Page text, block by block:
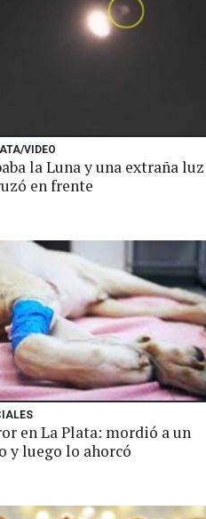
VIDEO
la Luna y una extraña luz
en frente
en La Plata: mordió a un
y luego lo ahorcó